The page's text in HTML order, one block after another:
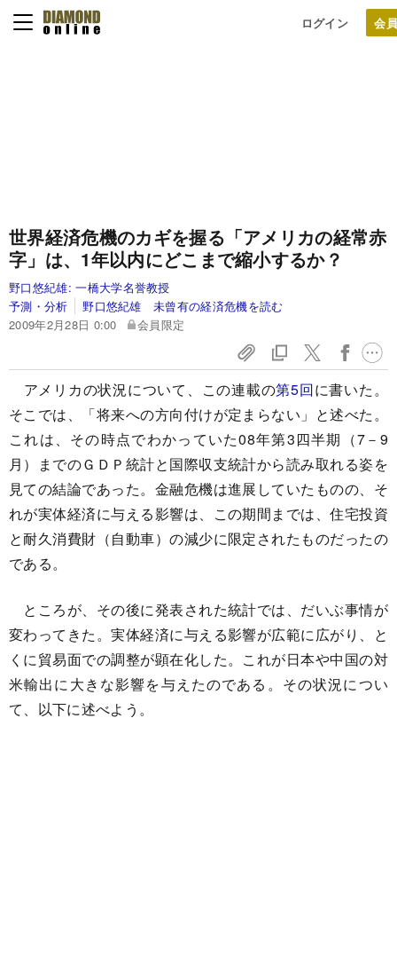
ログイン
世界経済危機のカギを握る「アメリカの経常赤
字」は、1年以内にどこまで縮小するか？
野口悠紀雄:一橋大学名誉教授
予測・分析
野口悠紀雄 未曾有の経済危機を読む
2009年2月28日 0:00
会員限定
アメリカの状況について、この連載の第5回に書いた。
そこでは、「将来への方向付けが定まらない」と述べた。
これは、その時点でわかっていた08年第3四半期（7－9
月）までのＧＤＰ統計と国際収支統計から読み取れる姿を
見ての結論であった。金融危機は進展していたものの、そ
れが実体経済に与える影響は、この期間までは、住宅投資
と耐久消費財（自動車）の減少に限定されたものだったの
である。
ところが、その後に発表された統計では、だいぶ事情が
変わってきた。実体経済に与える影響が広範に広がり、と
くに貿易面での調整が顕在化した。これが日本や中国の対
米輸出に大きな影響を与えたのである。その状況につい
て、以下に述べよう。